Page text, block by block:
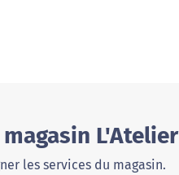
les services du magasin.